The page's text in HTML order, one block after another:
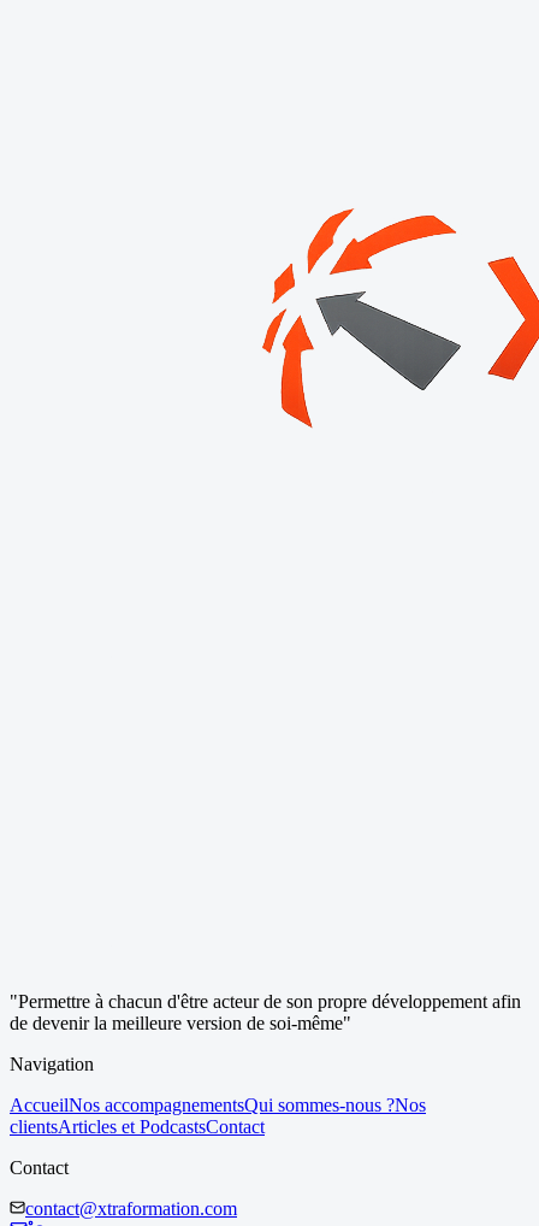
"Permettre à chacun d'être acteur de son propre développement afin
de devenir la meilleure version de soi-même"
Navigation
AccueilNos accompagnementsQui sommes-nous ?Nos
clientsArticles et PodcastsContact
Contact
contact@xtraformation.com